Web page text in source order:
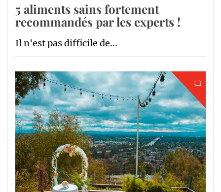
5 aliments sains fortement
recommandés par les experts !
Il n'est pas difficile de...